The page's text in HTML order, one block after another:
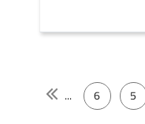
5
6
...